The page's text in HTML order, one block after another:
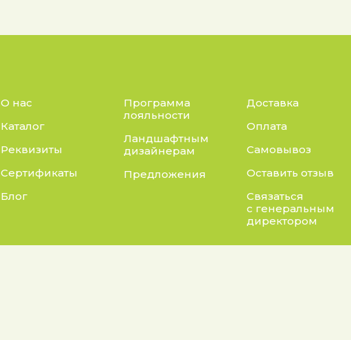
О нас
Каталог
Реквизиты
Сертификаты
Блог
Программа
лояльности
Ландшафтным
дизайнерам
Предложения
Доставка
Оплата
Самовывоз
Оставить отзыв
Связаться
с генеральным
директором